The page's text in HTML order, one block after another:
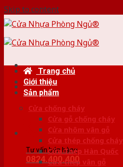
Skip to content
Tư vấn bán hàng
0824.400.400
Trang chủ
Giới thiệu
Sản phẩm
Cửa chống cháy
Cửa gỗ chống cháy
Cửa nhôm vân gỗ
Cửa thép chống cháy
Cửa Thép Hàn Quốc
Cửa thép vân gỗ